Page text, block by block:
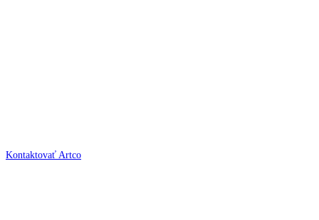
Kontaktovať Artco